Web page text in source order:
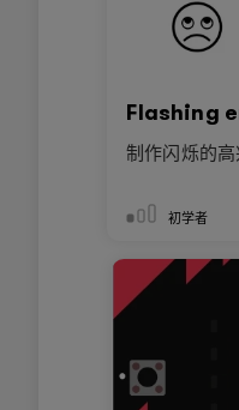
Flashing
制作闪烁的
初学者